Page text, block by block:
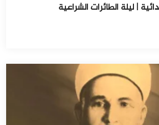
| ليلة الطائرات الشراعية